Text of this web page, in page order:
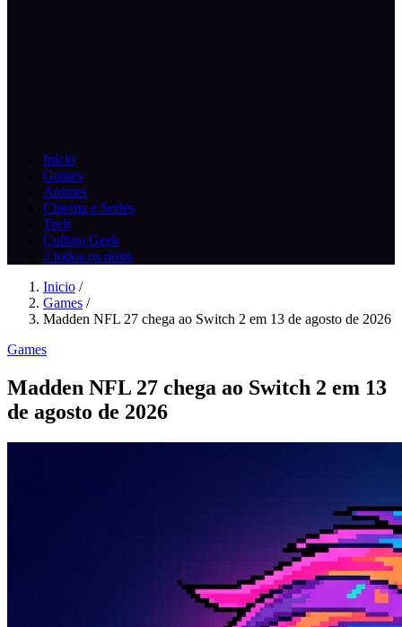
Inicio
Games
Animes
Cinema e Series
Tech
Cultura Geek
// todos os posts
Inicio /
Games /
Madden NFL 27 chega ao Switch 2 em 13 de agosto de 2026
Games
Madden NFL 27 chega ao Switch 2 em 13
de agosto de 2026